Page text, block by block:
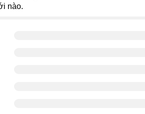
nào.